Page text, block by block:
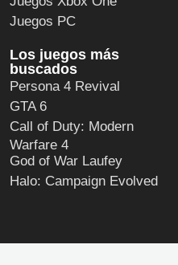
Juegos PC
Los juegos más
buscados
Persona 4 Revival
GTA 6
Call of Duty: Modern
Warfare 4
God of War Laufey
Halo: Campaign Evolved